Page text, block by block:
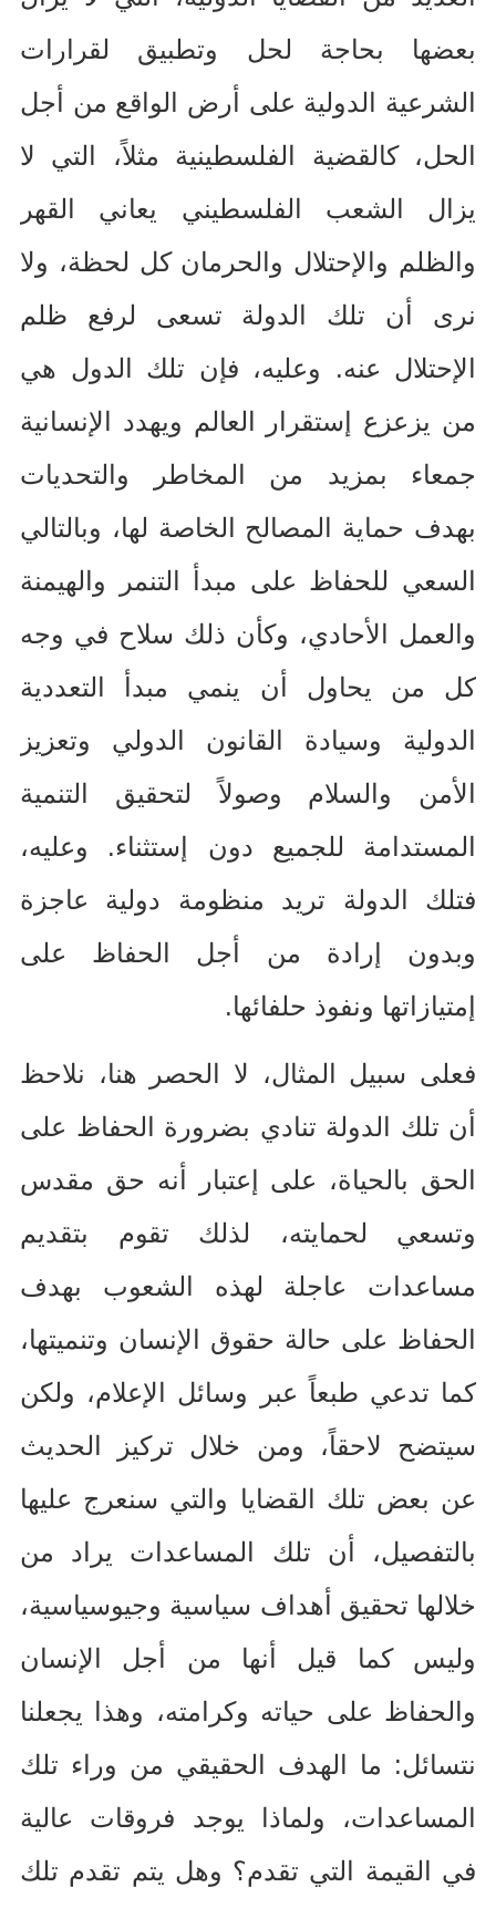
بعضها بحاجة لحل وتطبيق لقرارات
الشرعية الدولية على أرض الواقع من أجل
الحل، كالقضية الفلسطينية مثلاً، التي لا
يزال الشعب الفلسطيني يعاني القهر
والظلم والإحتلال والحرمان كل لحظة، ولا
نرى أن تلك الدولة تسعى لرفع ظلم
الإحتلال عنه. وعليه، فإن تلك الدول هي
من يزعزع إستقرار العالم ويهدد الإنسانية
جمعاء بمزيد من المخاطر والتحديات
بهدف حماية المصالح الخاصة لها، وبالتالي
السعي للحفاظ على مبدأ التنمر والهيمنة
والعمل الأحادي، وكأن ذلك سلاح في وجه
كل من يحاول أن ينمي مبدأ التعددية
الدولية وسيادة القانون الدولي وتعزيز
الأمن والسلام وصولاً لتحقيق التنمية
المستدامة للجميع دون إستثناء. وعليه،
فتلك الدولة تريد منظومة دولية عاجزة
وبدون إرادة من أجل الحفاظ على
إمتيازاتها ونفوذ حلفائها.
فعلى سبيل المثال، لا الحصر هنا، نلاحظ
أن تلك الدولة تنادي بضرورة الحفاظ على
الحق بالحياة، على إعتبار أنه حق مقدس
وتسعي لحمايته، لذلك تقوم بتقديم
مساعدات عاجلة لهذه الشعوب بهدف
الحفاظ على حالة حقوق الإنسان وتنميتها،
كما تدعي طبعاً عبر وسائل الإعلام، ولكن
سيتضح لاحقاً، ومن خلال تركيز الحديث
عن بعض تلك القضايا والتي سنعرج عليها
بالتفصيل، أن تلك المساعدات يراد من
خلالها تحقيق أهداف سياسية وجيوسياسية،
وليس كما قيل أنها من أجل الإنسان
والحفاظ على حياته وكرامته، وهذا يجعلنا
نتسائل: ما الهدف الحقيقي من وراء تلك
المساعدات، ولماذا يوجد فروقات عالية
في القيمة التي تقدم؟ وهل يتم تقدم تلك